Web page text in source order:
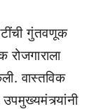
गुंतवणूक
रोजगाराला
वास्तविक